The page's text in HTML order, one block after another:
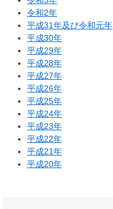
令和2年
平成31年及び令和元年
平成30年
平成29年
平成28年
平成27年
平成26年
平成25年
平成24年
平成23年
平成22年
平成21年
平成20年